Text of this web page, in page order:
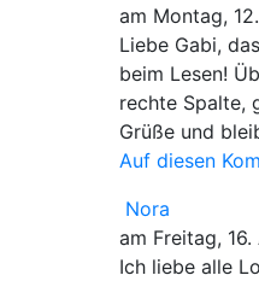
am Montag,
Liebe Gabi,
beim Lesen!
rechte Spalte,
Grüße und
Auf diesen
Nora
am Freitag,
Ich liebe alle